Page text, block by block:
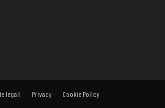
legali Privacy Cookie Policy